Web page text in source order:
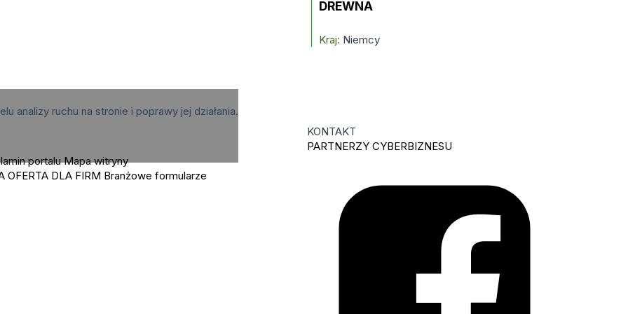
DREWNA
Kraj: Niemcy
analizy ruchu na stronie i poprawy jej działania.
portalu Mapa witryny
OFERTA DLA FIRM Branżowe formularze
KONTAKT
PARTNERZY CYBERBIZNESU